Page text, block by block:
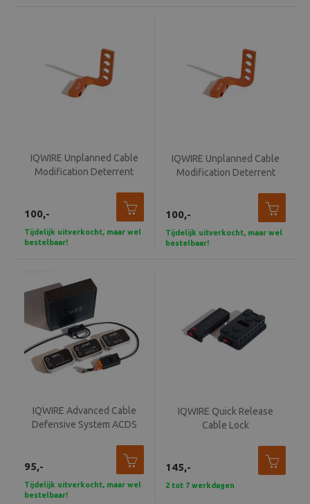
IQWIRE Unplanned Cable
Modification Deterrent
100,-
Tijdelijk uitverkocht, maar wel
bestelbaar!
IQWIRE Unplanned Cable
Modification Deterrent
100,-
Tijdelijk uitverkocht, maar wel
bestelbaar!
IQWIRE Advanced Cable
Defensive System ACDS
95,-
Tijdelijk uitverkocht, maar wel
bestelbaar!
IQWIRE Quick Release
Cable Lock
145,-
2 tot 7 werkdagen